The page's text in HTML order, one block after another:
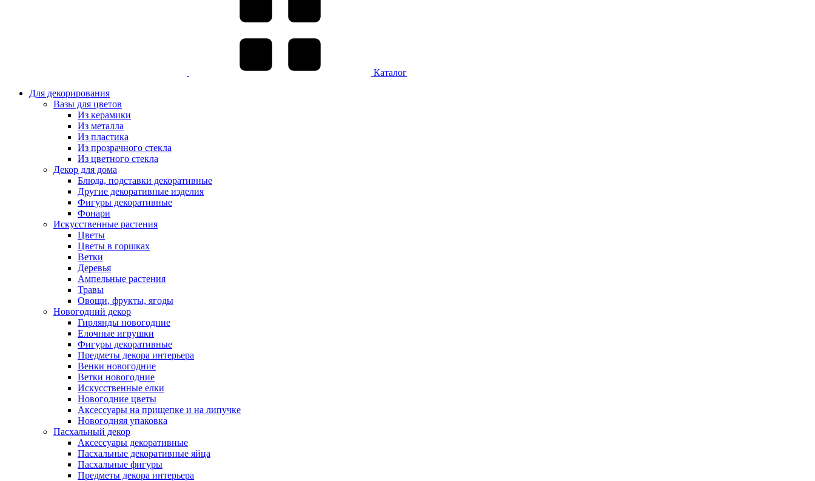
Каталог
Для декорирования
Вазы для цветов
Из керамики
Из металла
Из пластика
Из прозрачного стекла
Из цветного стекла
Декор для дома
Блюда, подставки декоративные
Другие декоративные изделия
Фигуры декоративные
Фонари
Искусственные растения
Цветы
Цветы в горшках
Ветки
Деревья
Ампельные растения
Травы
Овощи, фрукты, ягоды
Новогодний декор
Гирлянды новогодние
Елочные игрушки
Фигуры декоративные
Предметы декора интерьера
Венки новогодние
Ветки новогодние
Искусственные елки
Новогодние цветы
Аксессуары на прищепке и на липучке
Новогодняя упаковка
Пасхальный декор
Аксессуары декоративные
Пасхальные декоративные яйца
Пасхальные фигуры
Предметы декора интерьера